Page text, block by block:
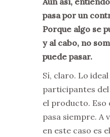
pasa por un
Porque algo se
y al cabo, no
puede pasar.
Sí, claro. Lo
participantes
el producto. Eso
pasa siempre. A
en este caso es